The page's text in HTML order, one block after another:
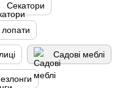
Секатори
Садові меблі